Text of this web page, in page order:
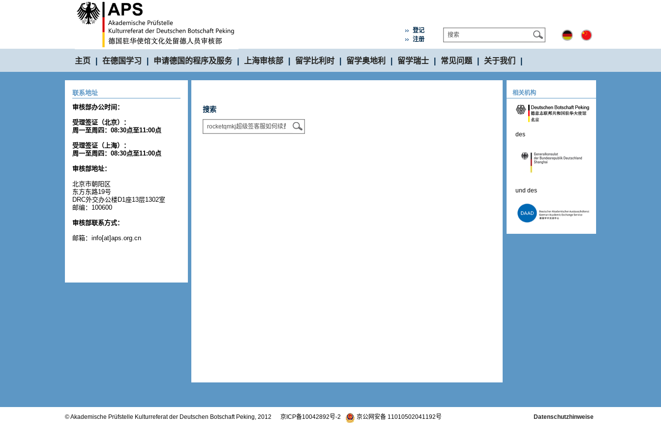
登记
注册
主页 在德国学习 申请德国的程序及服务 上海审核部 留学比利时 留学奥地利 留学瑞士 常见问题 关于我们
联系地址
审核部办公时间：
受理签证（北京）：
周一至周四：08:30点至11:00点
受理签证（上海）：
周一至周四：08:30点至11:00点
审核部地址：
北京市朝阳区
东方东路19号
DRC外交办公楼D1座13层1302室
邮编：100600
审核部联系方式：
邮箱：info[at]aps.org.cn
搜索
相关机构
des
und des
© Akademische Prüfstelle Kulturreferat der Deutschen Botschaft Peking, 2012 京ICP备10042892号-2 京公网安备 11010502041192号 Datenschutzhinweise